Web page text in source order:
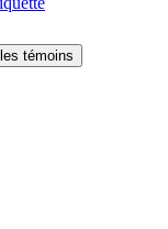
témoins